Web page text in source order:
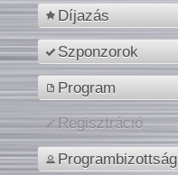
Díjazás
Szponzorok
Program
Regisztráció
Programbizottság